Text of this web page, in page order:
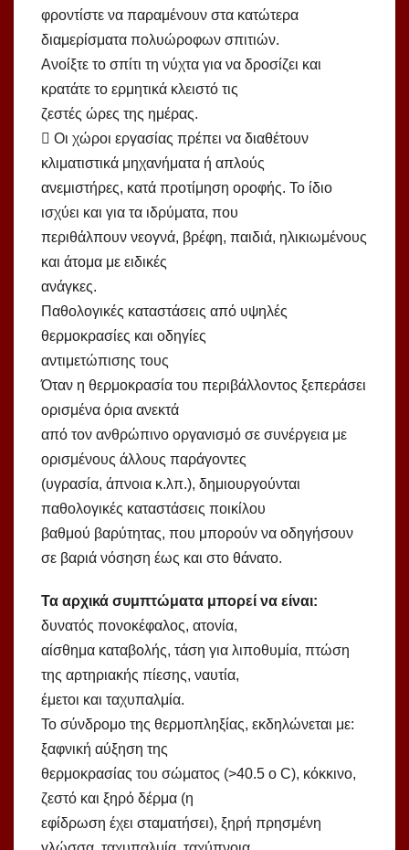
φροντίστε να παραμένουν στα κατώτερα
διαμερίσματα πολυώροφων σπιτιών.
Ανοίξτε το σπίτι τη νύχτα για να δροσίζει και
κρατάτε το ερμητικά κλειστό τις
ζεστές ώρες της ημέρας.
 Οι χώροι εργασίας πρέπει να διαθέτουν
κλιματιστικά μηχανήματα ή απλούς
ανεμιστήρες, κατά προτίμηση οροφής. Το ίδιο
ισχύει και για τα ιδρύματα, που
περιθάλπουν νεογνά, βρέφη, παιδιά, ηλικιωμένους
και άτομα με ειδικές
ανάγκες.
Παθολογικές καταστάσεις από υψηλές
θερμοκρασίες και οδηγίες
αντιμετώπισης τους
Όταν η θερμοκρασία του περιβάλλοντος ξεπεράσει
ορισμένα όρια ανεκτά
από τον ανθρώπινο οργανισμό σε συνέργεια με
ορισμένους άλλους παράγοντες
(υγρασία, άπνοια κ.λπ.), δημιουργούνται
παθολογικές καταστάσεις ποικίλου
βαθμού βαρύτητας, που μπορούν να οδηγήσουν
σε βαριά νόσηση έως και στο θάνατο.
Τα αρχικά συμπτώματα μπορεί να είναι:
δυνατός πονοκέφαλος, ατονία,
αίσθημα καταβολής, τάση για λιποθυμία, πτώση
της αρτηριακής πίεσης, ναυτία,
έμετοι και ταχυπαλμία.
Το σύνδρομο της θερμοπληξίας, εκδηλώνεται με:
ξαφνική αύξηση της
θερμοκρασίας του σώματος (>40.5 ο C), κόκκινο,
ζεστό και ξηρό δέρμα (η
εφίδρωση έχει σταματήσει), ξηρή πρησμένη